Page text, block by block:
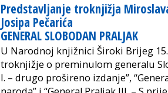
Predstavljanje troknjižja
Josipa Pečarića
GENERAL SLOBODAN PRALJAK
U Narodnoj knjižnici Široki Brijeg
troknjižje o preminulom generalu
I. – drugo prošireno izdanje”,